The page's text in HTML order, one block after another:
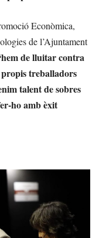
Econòmica,
de l’Ajuntament
de lluitar contra
propis treballadors
talent de sobres
ho amb èxit